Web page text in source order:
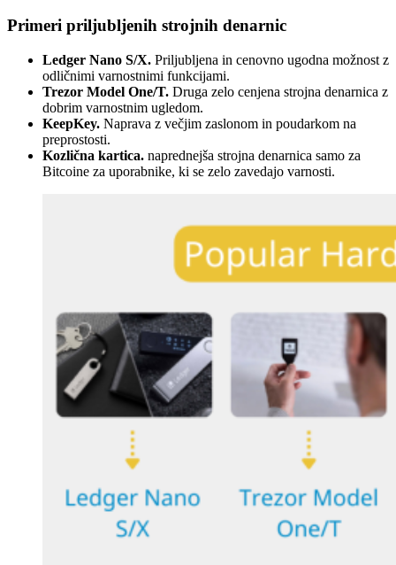
Primeri priljubljenih strojnih denarnic
Ledger Nano S/X. Priljubljena in cenovno ugodna možnost z
odličnimi varnostnimi funkcijami.
Trezor Model One/T. Druga zelo cenjena strojna denarnica z
dobrim varnostnim ugledom.
KeepKey. Naprava z večjim zaslonom in poudarkom na
preprostosti.
Kozlična kartica. naprednejša strojna denarnica samo za
Bitcoine za uporabnike, ki se zelo zavedajo varnosti.